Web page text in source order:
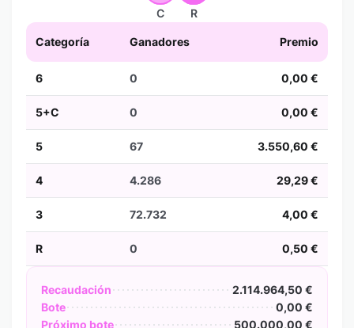
C R
Categoría Ganadores Premio
6 0 0,00 €
5+C 0 0,00 €
5 67 3.550,60 €
4 4.286 29,29 €
3 72.732 4,00 €
R 0 0,50 €
Recaudación
2.114.964,50 €
Bote
0,00 €
Próximo bote
500.000,00 €